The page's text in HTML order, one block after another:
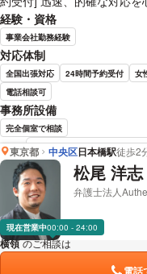
経験・資格
事業会社勤務経験
対応体制
全国出張対応 24時間予約受付 女
電話相談可
事務所設備
完全個室で相談
若井 亮
東京都 中央区日本橋駅徒歩2
松尾 洋志
弁護士法人
現在営業中00:00 - 24:00
横領 のご相談は
電話